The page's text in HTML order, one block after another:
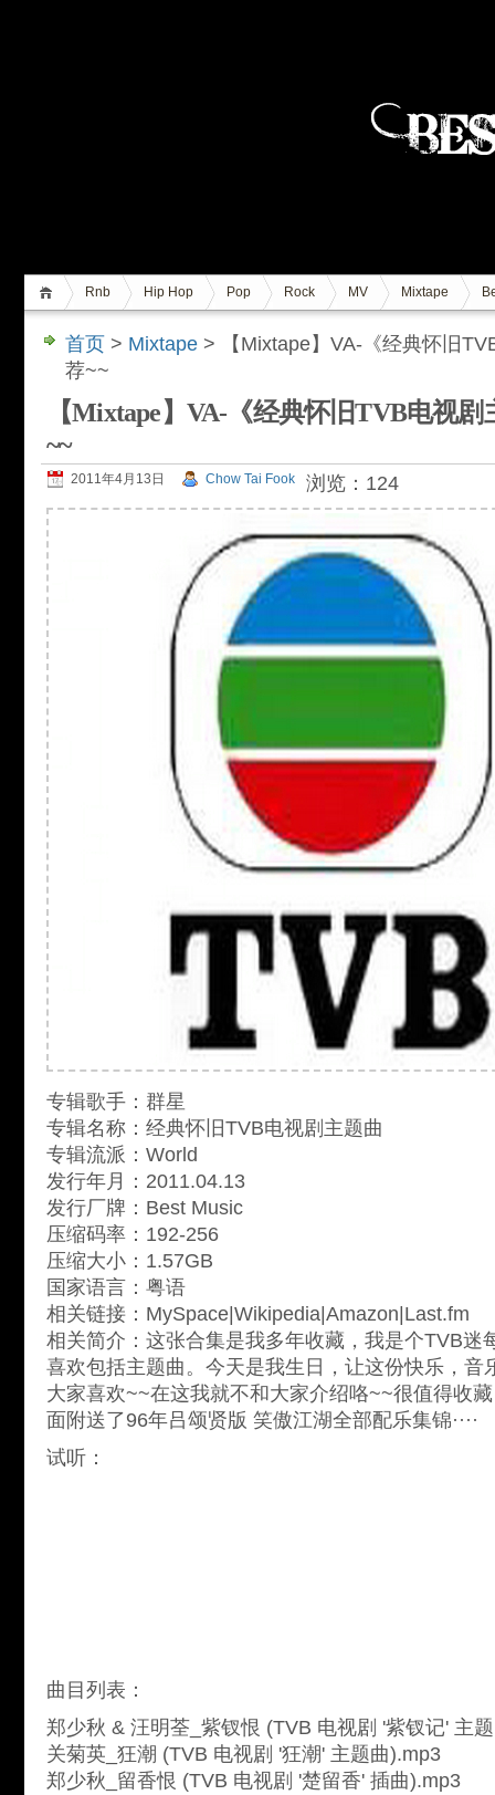
Rnb Hip Hop Pop Rock MV Mixtape
首页 > Mixtape > 【Mixtape】VA-《经典怀旧
荐~~
【Mixtape】VA-《经典怀旧TVB电视
~~
2011年4月13日 Chow Tai Fook 浏览：124
专辑歌手：群星
专辑名称：经典怀旧TVB电视剧主题曲
专辑流派：World
发行年月：2011.04.13
发行厂牌：Best Music
压缩码率：192-256
压缩大小：1.57GB
国家语言：粤语
相关链接：MySpace|Wikipedia|Amazon|Last.fm
相关简介：这张合集是我多年收藏，我是个TVB迷
喜欢包括主题曲。今天是我生日，让这份快乐，音
大家喜欢~~在这我就不和大家介绍咯~~很值得收
面附送了96年吕颂贤版 笑傲江湖全部配乐集锦····
试听：
曲目列表：
郑少秋 & 汪明荃_紫钗恨 (TVB 电视剧 '紫钗记' 主
关菊英_狂潮 (TVB 电视剧 '狂潮' 主题曲).mp3
郑少秋_留香恨 (TVB 电视剧 '楚留香' 插曲).mp3